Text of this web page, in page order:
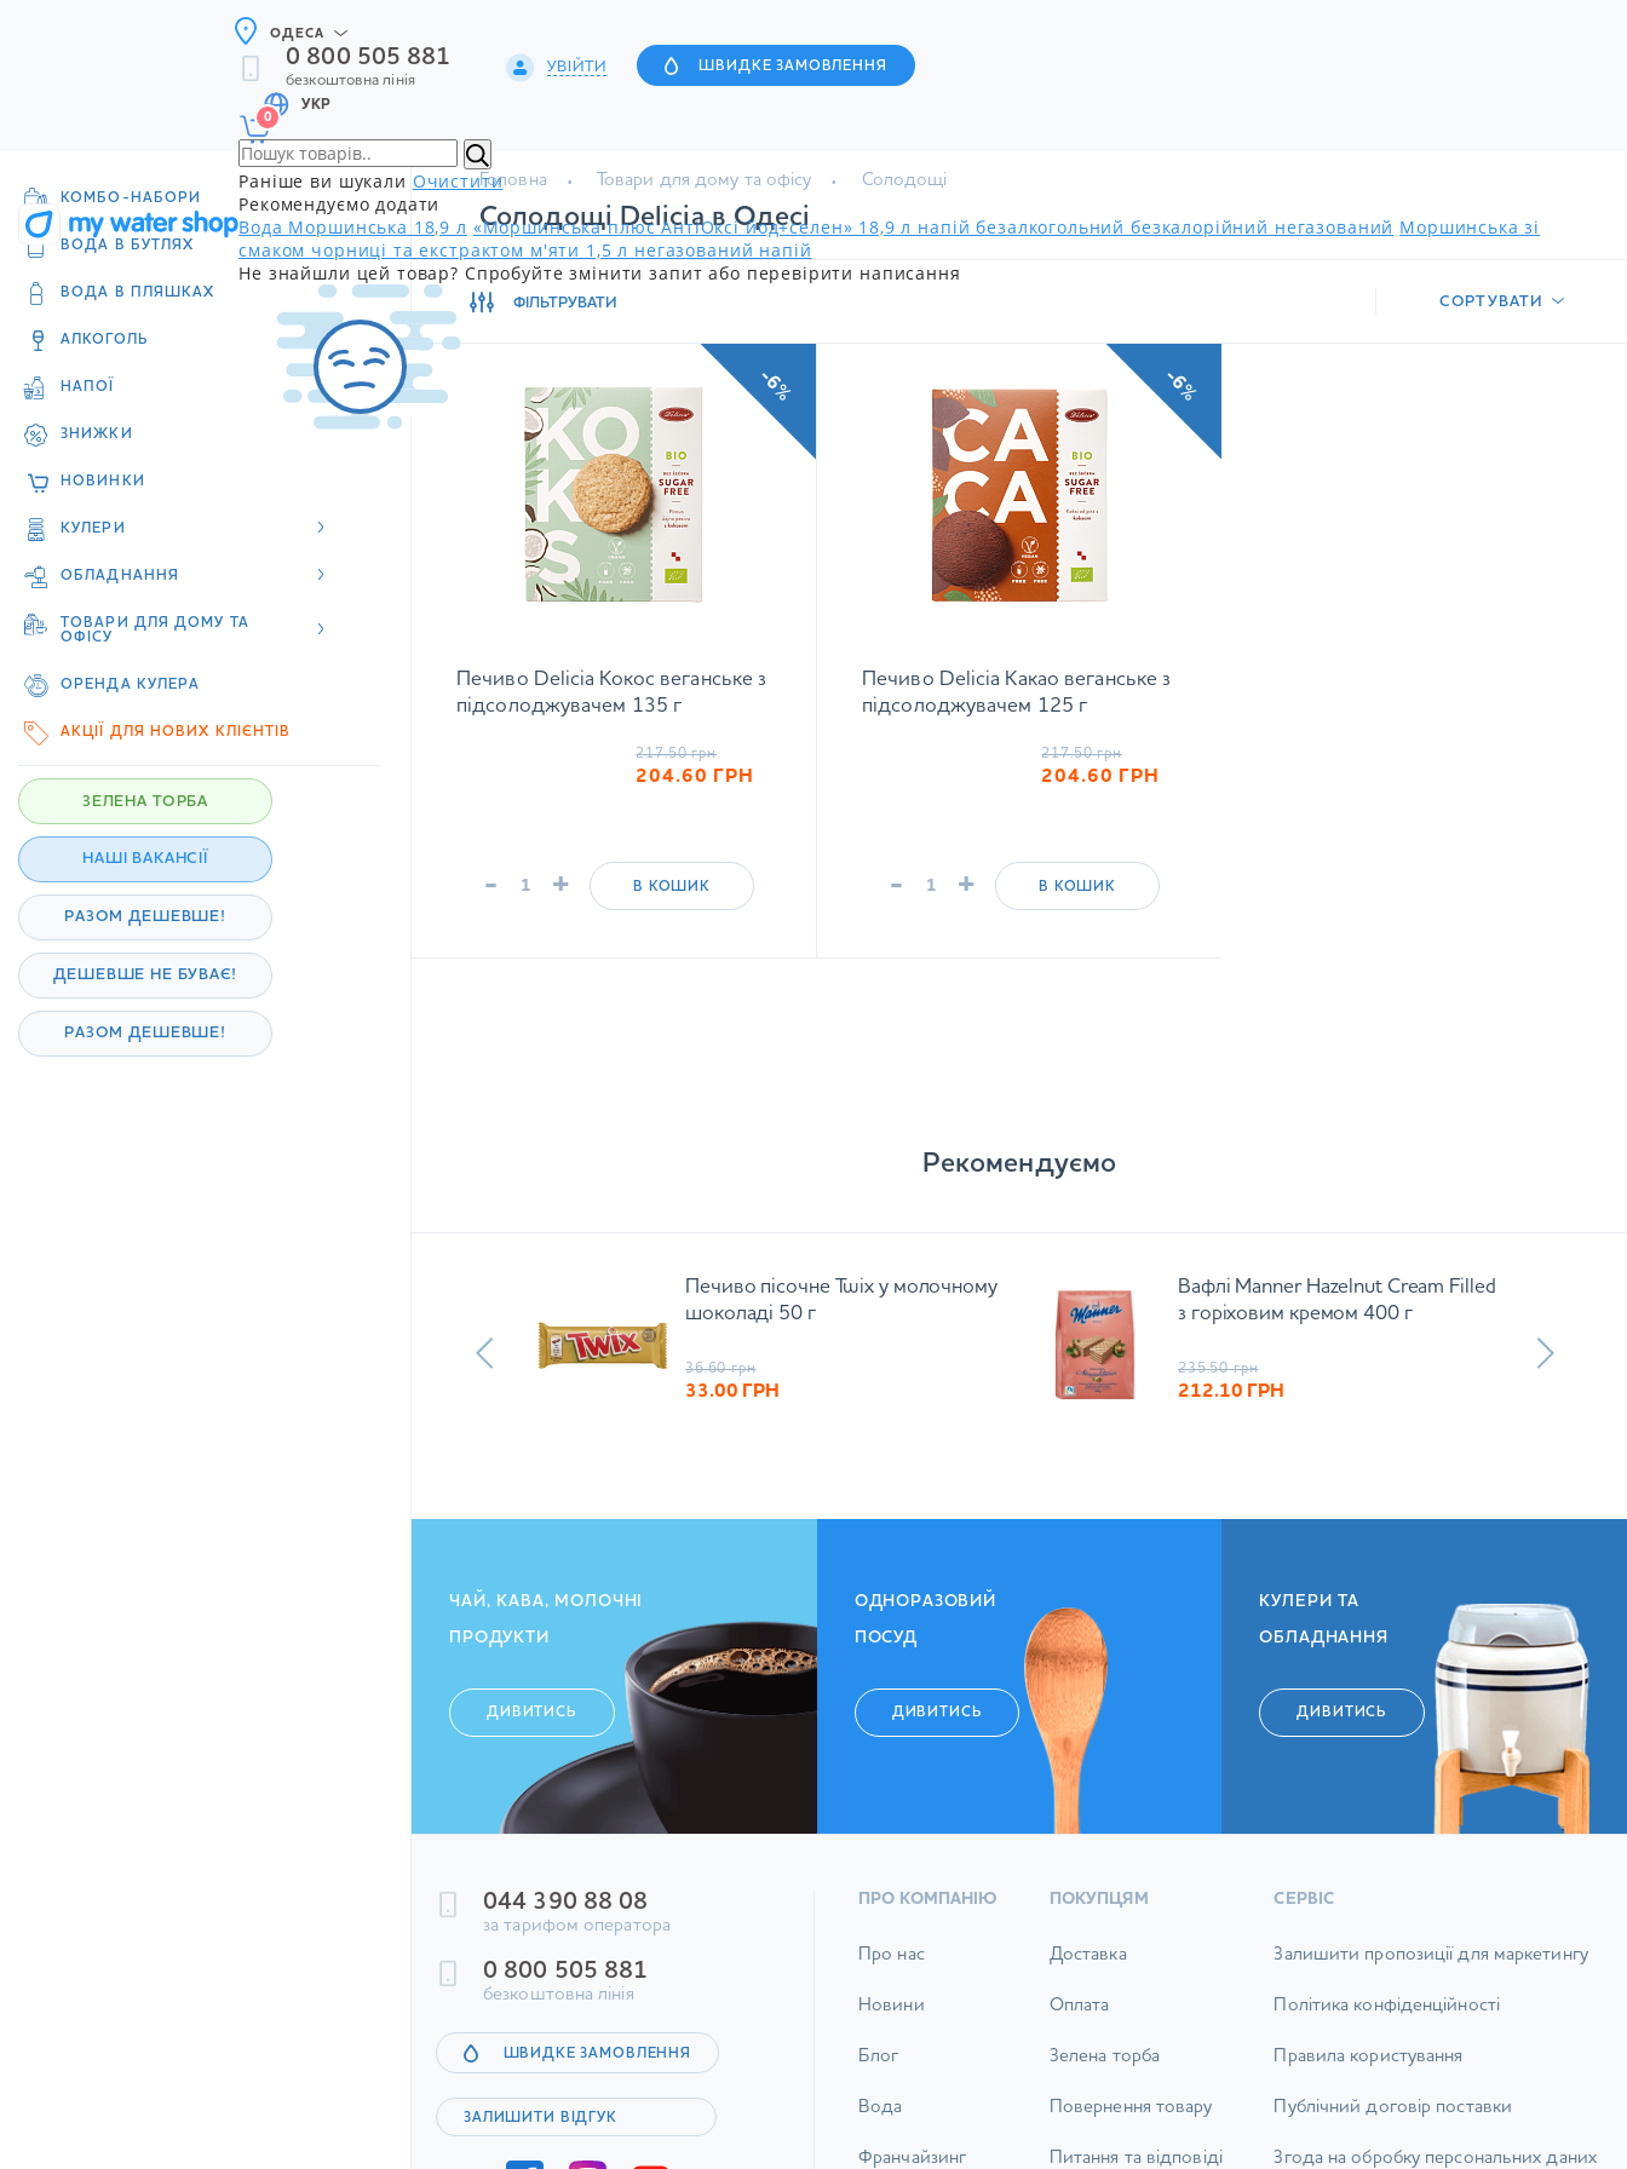
ОДЕСА
0 800 505 881
безкоштовна лінія
УВІЙТИ ШВИДКЕ ЗАМОВЛЕННЯ
УКР
0
Раніше ви шукали Очистити
Рекомендуємо додати
Вода Моршинська 18,9 л «Моршинська плюс АнтіОксі йод+селен» 18,9 л напій безалкогольний безкалорійний негазований Моршинська зі
смаком чорниці та екстрактом м'яти 1,5 л негазований напій
Не знайшли цей товар? Спробуйте змінити запит або перевірити написання
КОМБО-НАБОРИ
ВОДА В БУТЛЯХ
ВОДА В ПЛЯШКАХ
АЛКОГОЛЬ
НАПОЇ
ЗНИЖКИ
НОВИНКИ
КУЛЕРИ
ОБЛАДНАННЯ
ТОВАРИ ДЛЯ ДОМУ ТА
ОФІСУ
ОРЕНДА КУЛЕРА
АКЦІЇ ДЛЯ НОВИХ КЛІЄНТІВ
ЗЕЛЕНА ТОРБА
НАШІ ВАКАНСІЇ
РАЗОМ ДЕШЕВШЕ!
ДЕШЕВШЕ НЕ БУВАЄ!
РАЗОМ ДЕШЕВШЕ!
Головна Товари для дому та офісу Солодощі
Солодощі Delicia в Одесі
ФІЛЬТРУВАТИ СОРТУВАТИ
Печиво Delicia Кокос веганське з
підсолоджувачем 135 г
217.50 грн
204.60 ГРН
- + В КОШИК
-6%
Печиво Delicia Какао веганське з
підсолоджувачем 125 г
217.50 грн
204.60 ГРН
- + В КОШИК
-6%
Рекомендуємо
Печиво пісочне Twix у молочному
шоколаді 50 г
36.60 грн
33.00 ГРН
Вафлі Manner Hazelnut Cream Filled
з горіховим кремом 400 г
235.50 грн
212.10 ГРН
ЧАЙ, КАВА, МОЛОЧНІ
ПРОДУКТИ
ДИВИТИСЬ
ОДНОРАЗОВИЙ
ПОСУД
ДИВИТИСЬ
КУЛЕРИ ТА
ОБЛАДНАННЯ
ДИВИТИСЬ
044 390 88 08
за тарифом оператора
0 800 505 881
безкоштовна лінія
ШВИДКЕ ЗАМОВЛЕННЯ
ЗАЛИШИТИ ВІДГУК
ПРО КОМПАНІЮ
Про нас
Новини
Блог
Вода
Франчайзинг
ПОКУПЦЯМ
Доставка
Оплата
Зелена торба
Повернення товару
Питання та відповіді
СЕРВІС
Залишити пропозиції для маркетингу
Політика конфіденційності
Правила користування
Публічний договір поставки
Згода на обробку персональних даних